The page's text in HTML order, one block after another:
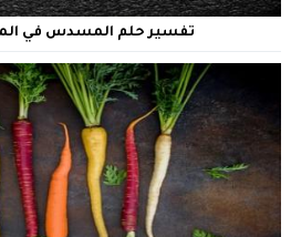
تفسير حلم المسدس في